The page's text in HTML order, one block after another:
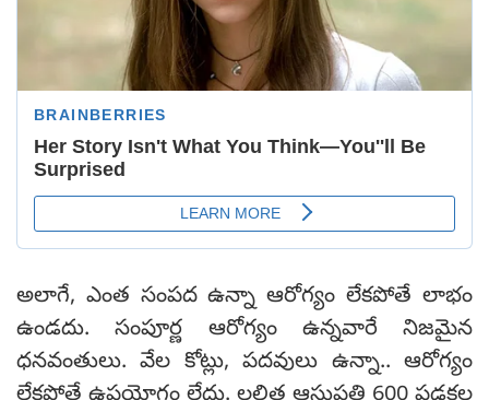
అలాగే, ఎంత సంపద ఉన్నా ఆరోగ్యం లేకపోతే లాభం
ఉండదు. సంపూర్ణ ఆరోగ్యం ఉన్నవారే నిజమైన
ధనవంతులు. వేల కోట్లు, పదవులు ఉన్నా.. ఆరోగ్యం